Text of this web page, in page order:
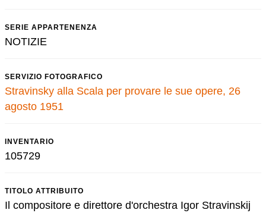
SERIE APPARTENENZA
NOTIZIE
SERVIZIO FOTOGRAFICO
Stravinsky alla Scala per provare le sue opere, 26
agosto 1951
INVENTARIO
105729
TITOLO ATTRIBUITO
Il compositore e direttore d'orchestra Igor Stravinskij